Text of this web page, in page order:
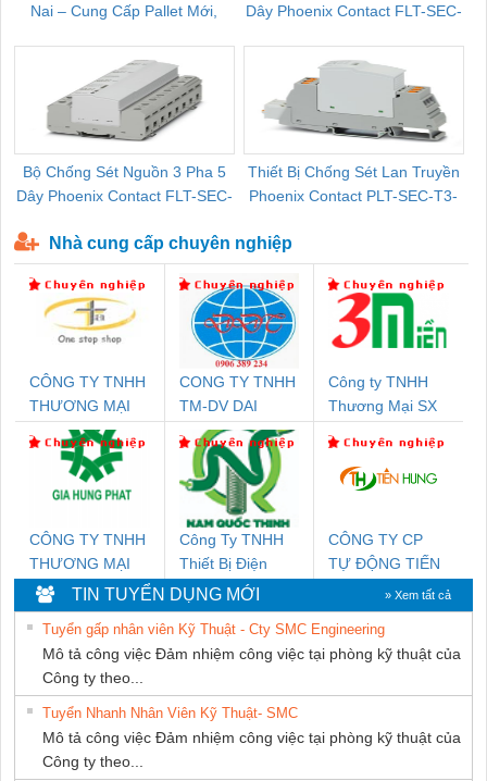
Nai – Cung Cấp Pallet Mới,
Dây Phoenix Contact FLT-SEC-
Bộ Chống Sét Nguồn 3 Pha 5
Dây Phoenix Contact FLT-SEC-
Thiết Bị Chống Sét Lan Truyền
Phoenix Contact PLT-SEC-T3-
Nhà cung cấp chuyên nghiệp
CÔNG TY TNHH
THƯƠNG MẠI
THIÊN ÂN VIỆT
NAM
CONG TY TNHH
TM-DV DAI
DONG THANH
Công ty TNHH
Thương Mại SX
CÔNG TY TNHH
THƯƠNG MẠI
DỊCH VỤ KỸ
THUẬT ĐIỆN CƠ
GIA HƯNG PHÁT
Công Ty TNHH
Thiết Bị Điện
Nam Quốc Thịnh
CÔNG TY CP
TỰ ĐỘNG TIẾN
TIN TUYỂN DỤNG MỚI » Xem tất cả
Tuyển gấp nhân viên Kỹ Thuật - Cty SMC Engineering
Mô tả công việc Đảm nhiệm công việc tại phòng kỹ thuật của
Công ty theo...
Tuyển Nhanh Nhân Viên Kỹ Thuật- SMC
Mô tả công việc Đảm nhiệm công việc tại phòng kỹ thuật của
Công ty theo...